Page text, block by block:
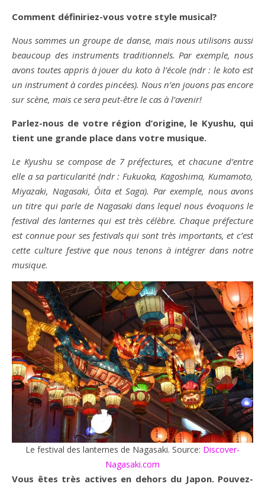
Comment définiriez-vous votre style musical?
Nous sommes un groupe de danse, mais nous utilisons aussi
beaucoup des instruments traditionnels. Par exemple, nous
avons toutes appris à jouer du koto à l’école (ndr : le koto est
un instrument à cordes pincées). Nous n’en jouons pas encore
sur scène, mais ce sera peut-être le cas à l’avenir!
Parlez-nous de votre région d’origine, le Kyushu, qui
tient une grande place dans votre musique.
Le Kyushu se compose de 7 préfectures, et chacune d’entre
elle a sa particularité (ndr : Fukuoka, Kagoshima, Kumamoto,
Miyazaki, Nagasaki, Ōita et Saga). Par exemple, nous avons
un titre qui parle de Nagasaki dans lequel nous évoquons le
festival des lanternes qui est très célèbre. Chaque préfecture
est connue pour ses festivals qui sont très importants, et c’est
cette culture festive que nous tenons à intégrer dans notre
musique.
Le festival des lanternes de Nagasaki. Source: Discover-
Nagasaki.com
Vous êtes très actives en dehors du Japon. Pouvez-